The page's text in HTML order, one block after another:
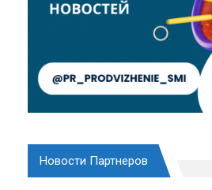
Новости Партнеров